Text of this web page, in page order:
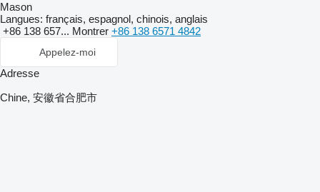
Mason
Langues: français, espagnol, chinois, anglais
+86 138 657... Montrer +86 138 6571 4842
Appelez-moi
Adresse
Chine, 安徽省合肥市